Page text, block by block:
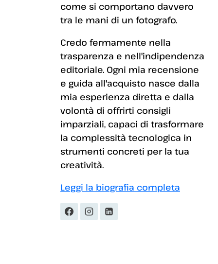
come si comportano davvero
tra le mani di un fotografo.
Credo fermamente nella
trasparenza e nell'indipendenza
editoriale. Ogni mia recensione
e guida all'acquisto nasce dalla
mia esperienza diretta e dalla
volontà di offrirti consigli
imparziali, capaci di trasformare
la complessità tecnologica in
strumenti concreti per la tua
creatività.
Leggi la biografia completa